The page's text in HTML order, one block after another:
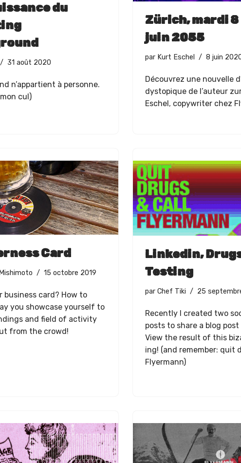
du
31 août 2020
n’ap­par­tient à per­son­ne.
cul)
Zürich, mardi 8
juin 2055
par Kurt Eschel 8 juin
Décou­vrez une nou­velle
dystopique de l’au­teur
Eschel, copy­writer chez
Card
15 octobre 2019
busi­ness card? How to
you show­case your­self to
and field of activ­i­ty
from the crowd!
Linkedin,
Testing
par Chef Tiki 25
Recent­ly I cre­at­ed two
posts to share a blog
View the result of this
ing! (and remem­ber: quit
Flyermann)